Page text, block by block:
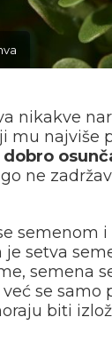
nikakve
mu najviše
dobro
ne
semenom
je setva
semena
se samo
biti